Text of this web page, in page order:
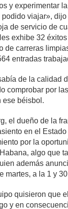
y experimentar
viajar»,
de servicio de
exhibe 32
de carreras
entradas
de la calidad
comprobar por
ese béisbol.
el dueño de la
en el
por la
algo que
además
martes, a la 1 y
quisieron que
y en